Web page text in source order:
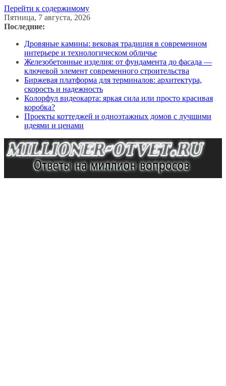
Перейти к содержимому
Пятница, 7 августа, 2026
Последние:
Дровяные камины: вековая традиция в современном
интерьере и технологическом обличье
Железобетонные изделия: от фундамента до фасада —
ключевой элемент современного строительства
Биржевая платформа для терминалов: архитектура,
скорость и надежность
Колорфул видеокарта: яркая сила или просто красивая
коробка?
Проекты коттеджей и одноэтажных домов с лучшими
идеями и ценами